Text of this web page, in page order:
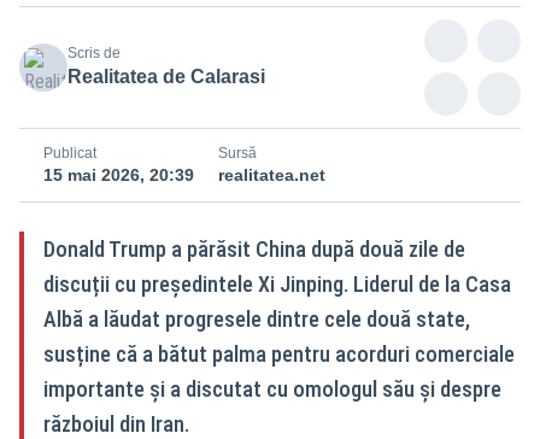
Scris de
Realitatea de Calarasi
Publicat
15 mai 2026, 20:39
Sursă
realitatea.net
Donald Trump a părăsit China după două zile de
discuții cu președintele Xi Jinping. Liderul de la Casa
Albă a lăudat progresele dintre cele două state,
susține că a bătut palma pentru acorduri comerciale
importante și a discutat cu omologul său și despre
războiul din Iran.